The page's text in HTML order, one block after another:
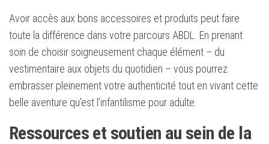
Avoir accès aux bons accessoires et produits peut faire
toute la différence dans votre parcours ABDL. En prenant
soin de choisir soigneusement chaque élément – du
vestimentaire aux objets du quotidien – vous pourrez
embrasser pleinement votre authenticité tout en vivant cette
belle aventure qu’est l’infantilisme pour adulte.
Ressources et soutien au sein de la